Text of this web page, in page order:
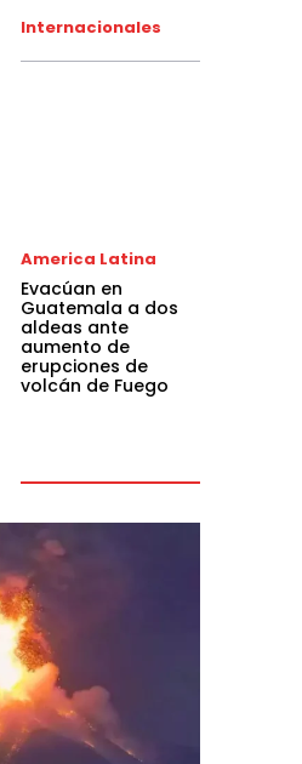
Internacionales
America Latina
Evacúan en
Guatemala a dos
aldeas ante
aumento de
erupciones de
volcán de Fuego